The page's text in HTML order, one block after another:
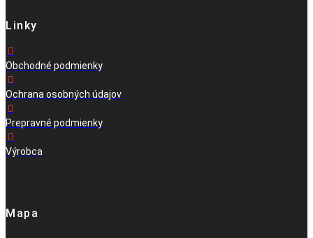
Linky
Obchodné podmienky
Ochrana osobných údajov
Prepravné podmienky
Výrobca
Mapa